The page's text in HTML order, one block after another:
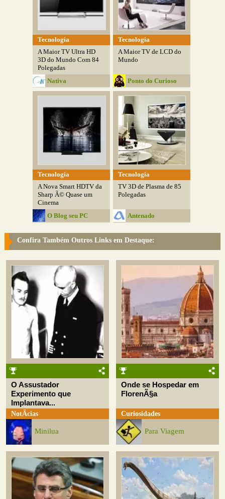
Tecnologia
A Maior TV Ultra HD
3D do Mundo Com 84
Polegadas
Nativa
Tecnologia
A Maior TV de LCD do
Mundo
Ponto do Curioso
Tecnologia
A Nova Smart HDTV da
Sharp Ã© Quase um
Cinema
O Blog seu PC
Tecnologia
TV 3D de Plasma de 85
Polegadas
Antenado
Confira Também Outros Links em Destaque:
O Assustador
Experimento que
Implantava...
NotÃ­cias
Minilua
Onde se Hospedar em
FlorenÃ§a
Curiosidades
Para Viagem